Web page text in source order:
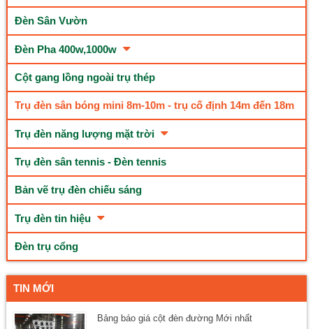
Đèn Sân Vườn
Đèn Pha 400w,1000w
Cột gang lồng ngoài trụ thép
Trụ đèn sân bóng mini 8m-10m - trụ cố định 14m đến 18m
Trụ đèn năng lượng mặt trời
Trụ đèn sân tennis - Đèn tennis
Bản vẽ trụ đèn chiếu sáng
Trụ đèn tin hiệu
Đèn trụ cổng
TIN MỚI
Bảng báo giá cột đèn đường Mới nhất